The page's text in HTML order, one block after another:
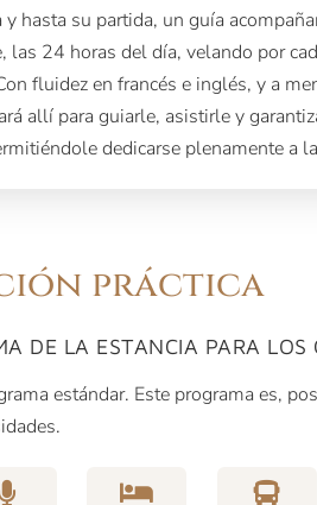
hasta su partida, un guía
las 24 horas del día, velando por
fluidez en francés e inglés, y a
allí para guiarle, asistirle y
dedicarse plenamente a
práctica
DE LA ESTANCIA PARA LOS
estándar. Este programa es,